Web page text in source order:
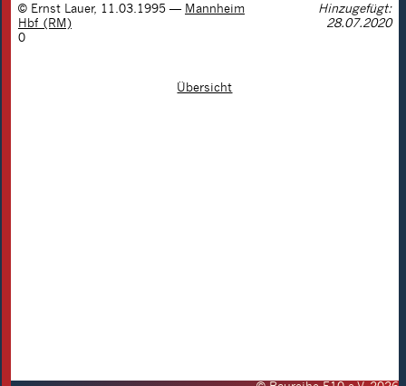
© Ernst Lauer, 11.03.1995 — Mannheim
Hbf (RM)
Hinzugefügt:
28.07.2020
0
Übersicht